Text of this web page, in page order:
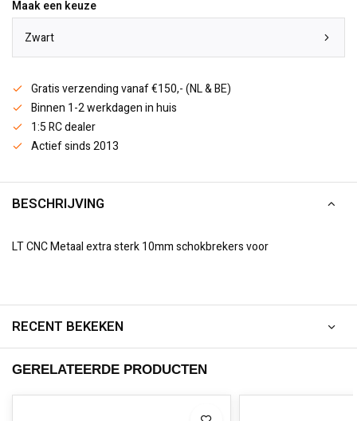
Maak een keuze
Zwart
Gratis verzending vanaf €150,- (NL & BE)
Binnen 1-2 werkdagen in huis
1:5 RC dealer
Actief sinds 2013
BESCHRIJVING
LT CNC Metaal extra sterk 10mm schokbrekers voor
RECENT BEKEKEN
GERELATEERDE PRODUCTEN